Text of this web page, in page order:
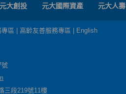
元大創投 元大國際資產 元大人壽
區 高齡友善服務專區 English
號
三段219號11樓